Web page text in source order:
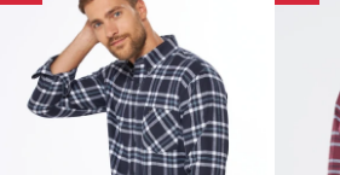
Remeras